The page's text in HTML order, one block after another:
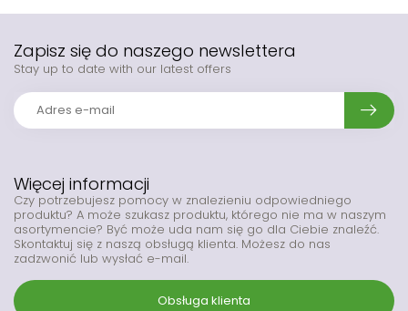
Więcej informacji
Czy potrzebujesz pomocy w znalezieniu odpowiedniego
produktu? A może szukasz produktu, którego nie ma w naszym
asortymencie? Być może uda nam się go dla Ciebie znaleźć.
Skontaktuj się z naszą obsługą klienta. Możesz do nas
zadzwonić lub wysłać e-mail.
Obsługa klienta
Zapisz się do naszego newslettera
Stay up to date with our latest offers